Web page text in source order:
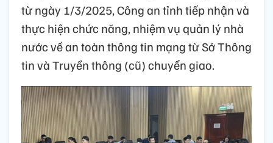
từ ngày 1/3/2025, Công an tỉnh tiếp nhận và
thực hiện chức năng, nhiệm vụ quản lý nhà
nước về an toàn thông tin mạng từ Sở Thông
tin và Truyền thông (cũ) chuyển giao.